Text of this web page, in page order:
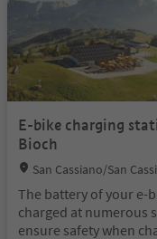
E-bike charging
Bioch
Location:
San Cassiano/San
The battery of your e-
charged at numerous
ensure safety when